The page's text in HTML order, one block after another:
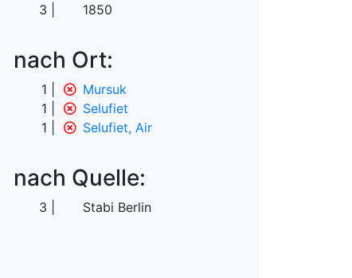
3 1850
nach Ort:
1
Mursuk
1
Selufiet
1
Selufiet, Air
nach Quelle:
3 Stabi Berlin